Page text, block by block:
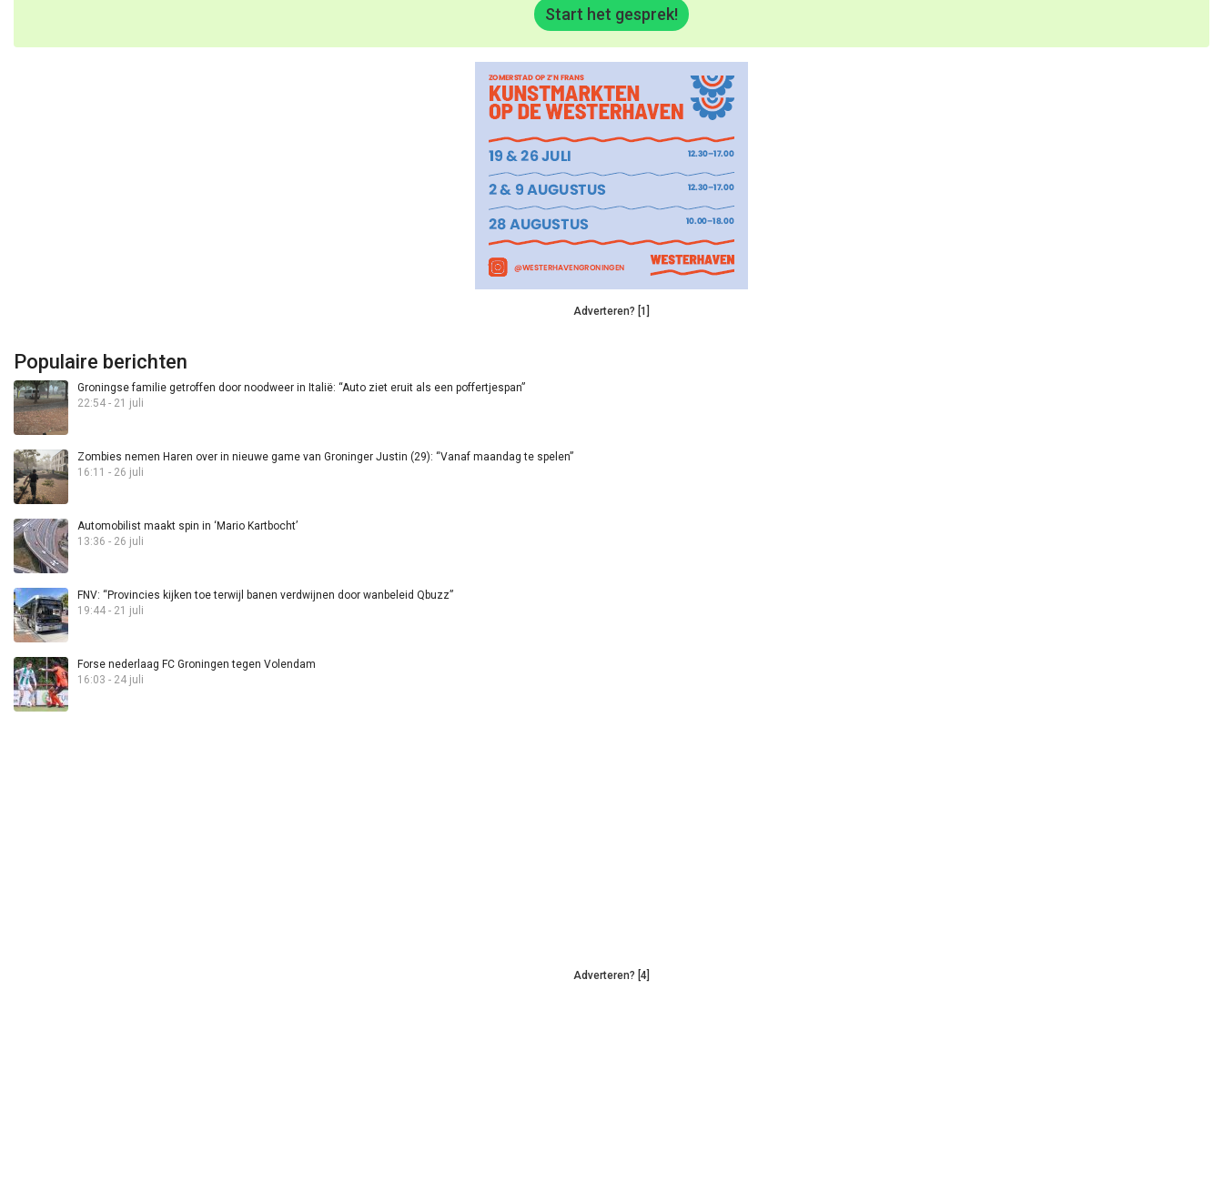
Start het gesprek!
Adverteren? [1]
Populaire berichten
Groningse familie getroffen door noodweer in Italië: “Auto ziet eruit als een poffertjespan”
22:54 - 21 juli
Zombies nemen Haren over in nieuwe game van Groninger Justin (29): “Vanaf maandag te spelen”
16:11 - 26 juli
Automobilist maakt spin in ‘Mario Kartbocht’
13:36 - 26 juli
FNV: “Provincies kijken toe terwijl banen verdwijnen door wanbeleid Qbuzz”
19:44 - 21 juli
Forse nederlaag FC Groningen tegen Volendam
16:03 - 24 juli
Adverteren? [4]